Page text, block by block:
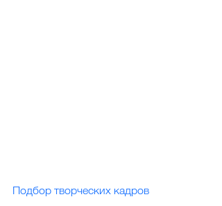
Подбор творческих кадров